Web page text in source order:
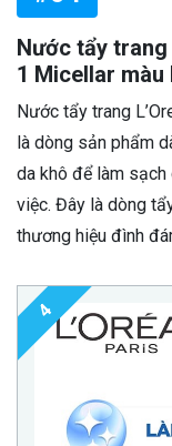
Nước tẩy trang
1 Micellar màu
Nước tẩy trang
là dòng sản phẩm
da khô để làm
việc. Đây là dòng
thương hiệu đình
4